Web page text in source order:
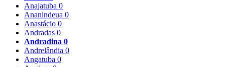
Anajatuba 0
Ananindeua 0
Anastácio 0
Andradas 0
Andradina 0
Andrelândia 0
Angatuba 0